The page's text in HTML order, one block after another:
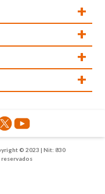
+
+
+
+
© 2023 | Nit: 830